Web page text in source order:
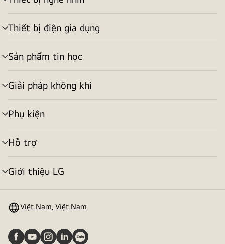
bật/tắt
menu
Thiết bị điện gia dụng
bật/tắt
menu
Sản phẩm tin học
bật/tắt
menu
Giải pháp không khí
bật/tắt
menu
Phụ kiện
bật/tắt
menu
Hỗ trợ
bật/tắt
menu
Giới thiệu LG
bật/tắt
Việt Nam, Việt Nam